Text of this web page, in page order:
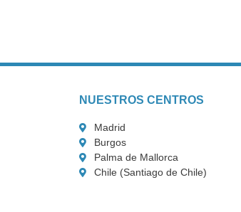
NUESTROS CENTROS
Madrid
Burgos
Palma de Mallorca
Chile (Santiago de Chile)